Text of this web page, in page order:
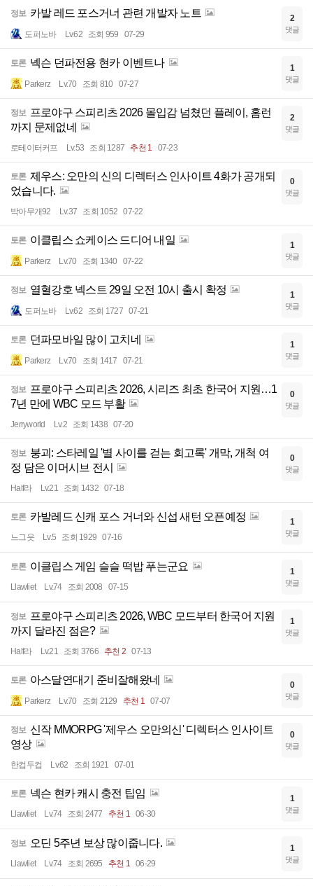
정보 카발 레드 포스거너 관련 개발자 노트
도퍼노바 Lv.62 조회 959 07-29
2
댓글
토론 넥슨 던파전용 현카 이벤트나
Parkerz Lv.70 조회 810 07-27
1
댓글
정보 프로야구 스피리츠 2026 몰입감 넘쳤던 플레이, 홈런
까지 문제없네
로테이터커프 Lv.53 조회 1287 추천 1 07-23
2
댓글
토론 제우스: 오만의 신의 디렉터스 인사이트 4화가 공개되
었습니다.
박아무개92 Lv.37 조회 1052 07-22
0
댓글
토론 이클립스 쇼케이스 드디어 내일
Parkerz Lv.70 조회 1340 07-22
1
댓글
정보 열혈강호 넥스트 29일 오전 10시 출시 확정
도퍼노바 Lv.62 조회 1727 07-21
1
댓글
토론 던파모바일 많이 고치네
Parkerz Lv.70 조회 1417 07-21
1
댓글
정보 프로야구 스피리츠 2026, 시리즈 최초 한국어 지원…1
7년 만에 WBC 모드 부활
Jerryworld Lv.2 조회 1438 07-20
0
댓글
정보 붕괴: 스타레일 '별 사이를 걷는 회고록' 개막, 개척 여
정 담은 이머시브 전시
Half라 Lv.21 조회 1432 07-18
0
댓글
토론 카발레드 신캐 포스 거너와 신섭 새턴 오픈예정
느그읏 Lv.5 조회 1929 07-16
1
댓글
토론 이클립스 게임 슬슬 떡밥 푸는군요
Llawliet Lv.74 조회 2008 07-15
1
댓글
정보 프로야구 스피리츠 2026, WBC 모드부터 한국어 지원
까지 달라진 점은?
Half라 Lv.21 조회 3766 추천 2 07-13
1
댓글
토론 아스달연대기 준비잘해왔네
Parkerz Lv.70 조회 2129 추천 1 07-07
0
댓글
정보 신작 MMORPG '제우스 오만의신' 디렉터스 인사이트
영상
한컵두컵 Lv.62 조회 1921 07-01
0
댓글
토론 넥슨 현카 캐시 충전 팁임
Llawliet Lv.74 조회 2477 추천 1 06-30
1
댓글
정보 오딘 5주년 보상 많이줍니다.
Llawliet Lv.74 조회 2695 추천 1 06-29
1
댓글